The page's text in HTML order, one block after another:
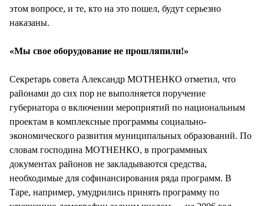
этом вопросе, и те, кто на это пошел, будут серьезно
наказаны.
«Мы свое оборудование не прошляпили!»
Секретарь совета Александр МОТНЕНКО отметил, что
районами до сих пор не выполняется поручение
губернатора о включении мероприятий по национальным
проектам в комплексные программы социально-
экономического развития муниципальных образований. По
словам господина МОТНЕНКО, в программных
документах районов не закладываются средства,
необходимые для софинансирования ряда программ. В
Таре, например, умудрились принять программу по